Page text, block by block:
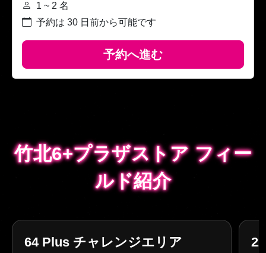
1 ~ 2 名
予約は 30 日前から可能です
予約へ進む
竹北6+プラザストア フィー
ルド紹介
竹北6+プラザストア フィー
ルド紹介
64 Plus チャレンジエリア